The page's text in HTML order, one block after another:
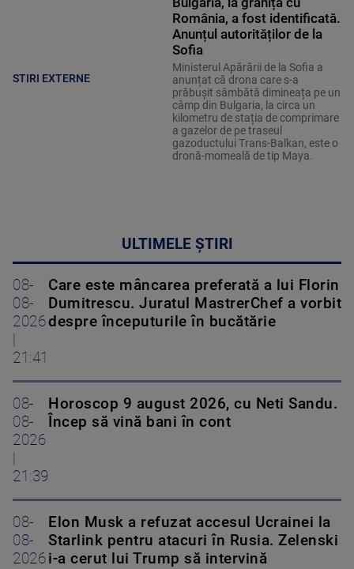
STIRI EXTERNE
România, a fost identificată.
Anunțul autorităților de la
Sofia
Ministerul Apărării de la Sofia a
anunțat că drona care s-a
prăbușit sâmbătă dimineața pe un
câmp din Bulgaria, la circa un
kilometru de stația de comprimare
a gazelor de pe traseul
gazoductului Trans-Balkan, este o
dronă-momeală de tip Maya.
ULTIMELE ȘTIRI
08-
08-
2026
21:41
Care este mâncarea preferată a lui Florin
Dumitrescu. Juratul MastrerChef a vorbit
despre începuturile în bucătărie
08-
08-
2026
21:39
Horoscop 9 august 2026, cu Neti Sandu.
Încep să vină bani în cont
08-
08-
2026
Elon Musk a refuzat accesul Ucrainei la
Starlink pentru atacuri în Rusia. Zelenski
i-a cerut lui Trump să intervină